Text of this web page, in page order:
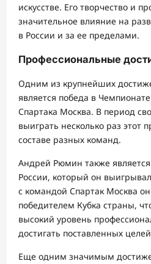
искусстве. Его творчество и
значительное влияние на
в России и за ее пределами.
Профессиональные
Одним из крупнейших
является победа в
Спартака Москва. В период
выиграть несколько раз этот
составе разных команд.
Андрей Рюмин также
России, который он
с командой Спартак Москва
победителем Кубка страны,
высокий уровень
достигать поставленных
Еще одним значимым